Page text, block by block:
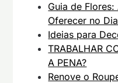
Guia de
Oferecer no
Ideias para
TRABALHAR
A PENA?
Renove o